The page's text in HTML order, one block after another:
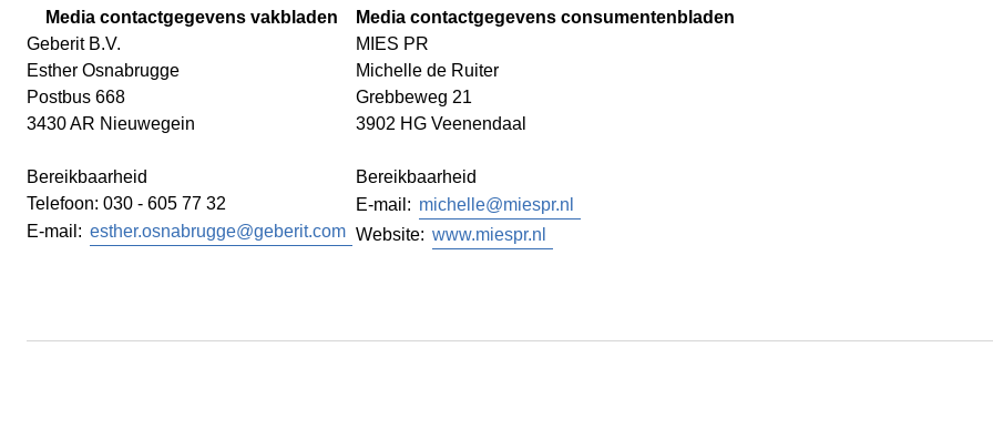
Media contactgegevens vakbladen
Media contactgegevens consumentenbladen
Geberit B.V.
Esther Osnabrugge
Postbus 668
3430 AR Nieuwegein
Bereikbaarheid
Telefoon: 030 - 605 77 32
E-mail: esther.osnabrugge@geberit.com
MIES PR
Michelle de Ruiter
Grebbeweg 21
3902 HG Veenendaal
Bereikbaarheid
E-mail: michelle@miespr.nl
Website: www.miespr.nl